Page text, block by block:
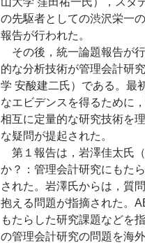
の先駆者としての渋沢栄一
報告が行われた。
その後，統一論題報告が
的な分析技術が管理会計研
学 安酸建二氏）である。最
なエビデンスを得るために
相互に定量的な研究技術を
な疑問が提起された。
第１報告は，岩澤佳太氏
か？：管理会計研究にもた
された。岩澤氏からは，質
抱える問題が指摘された。
もたらした研究課題などを
の管理会計研究の問題を海